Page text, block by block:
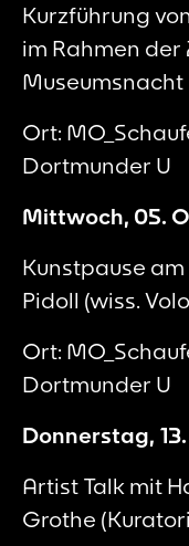
Kurzführung
im Rahmen der
Museumsnacht
Ort:
Dortmunder U
Mittwoch, 05.
Kunstpause
Pidoll (wiss.
Ort:
Dortmunder U
Donnerstag,
Artist Talk mit
Grothe